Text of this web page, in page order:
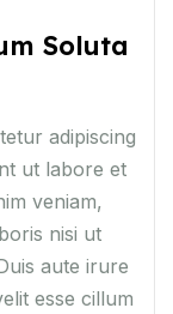
Soluta
adipiscing
ut labore et
veniam,
nisi ut
aute irure
esse cillum